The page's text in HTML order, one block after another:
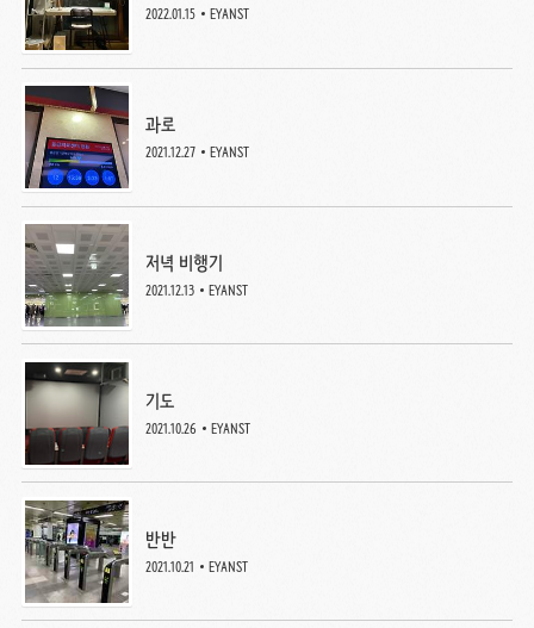
2022.01.15 EYANST
과로
2021.12.27 EYANST
저녁 비행기
2021.12.13 EYANST
기도
2021.10.26 EYANST
반반
2021.10.21 EYANST